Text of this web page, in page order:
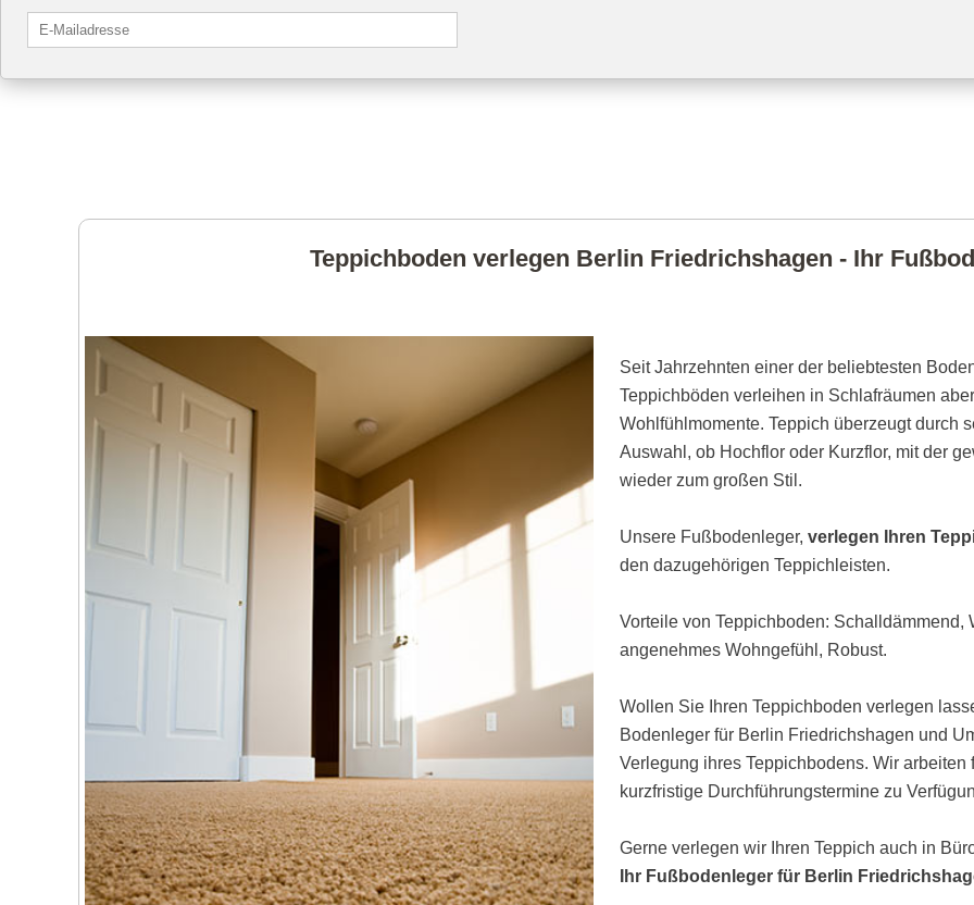
Teppichboden verlegen Berlin Friedrichshagen - Ihr
Seit Jahrzehnten einer der beliebtesten
Teppichböden verleihen in Schlafräumen
Wohlfühlmomente. Teppich überzeugt durch
Auswahl, ob Hochflor oder Kurzflor, mit der
wieder zum großen Stil.
Unsere Fußbodenleger,verlegen Ihren
den dazugehörigen Teppichleisten.
Vorteile von Teppichboden:
angenehmes Wohngefühl, Robust.
Wollen Sie Ihren Teppichboden verlegen
Bodenleger für Berlin Friedrichshagen und
Verlegung ihres Teppichbodens. Wir
kurzfristige Durchführungstermine zu
Gerne verlegen wir Ihren Teppich auch in
Ihr Fußbodenleger für Berlin